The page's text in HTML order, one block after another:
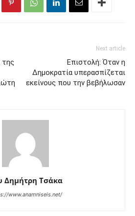
της
Next article
Επιστολή: Όταν η
Δημοκρατία υπερασπίζεται
εκείνους που την βεβήλωσαν
Δημήτρη Τσάκα
www.anamniseis.net/